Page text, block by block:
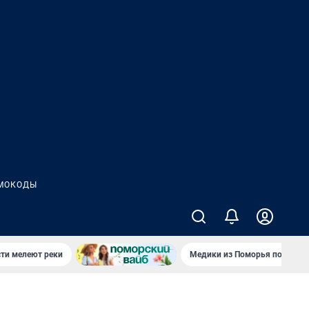
мелеют реки Медики из Поморья поехали